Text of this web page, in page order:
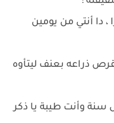
، دا أنتي من يومين
ذراعه بعنف ليتأوه
وأنت طيبة يا ذكر